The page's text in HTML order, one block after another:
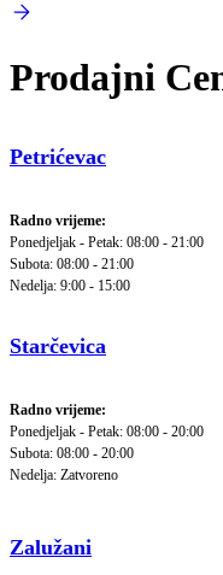
Prodajni
Petrićevac
Radno vrijeme:
Ponedjeljak - Petak: 08:00 - 21:00
Subota: 08:00 - 21:00
Nedelja: 9:00 - 15:00
Starčevica
Radno vrijeme:
Ponedjeljak - Petak: 08:00 - 20:00
Subota: 08:00 - 20:00
Nedelja: Zatvoreno
Zalužani